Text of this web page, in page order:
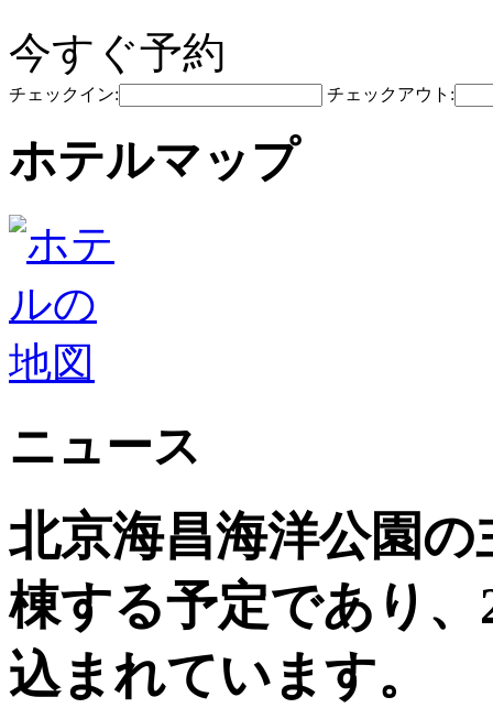
今すぐ予約
チェックイン: チェックアウト:
ホテルマップ
ニュース
北京海昌海洋公園
棟する予定であり
込まれています。